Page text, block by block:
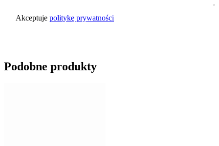
Akceptuje politykę prywatności
Podobne produkty